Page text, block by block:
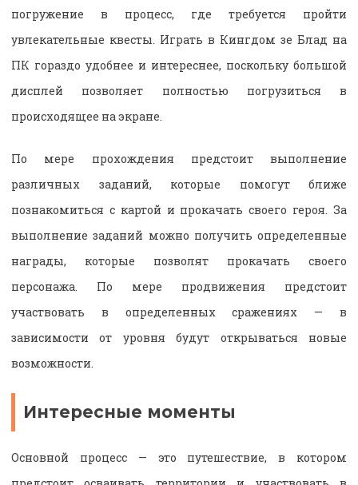
погружение в процесс, где требуется пройти
увлекательные квесты. Играть в Кингдом зе Блад на
ПК гораздо удобнее и интереснее, поскольку большой
дисплей позволяет полностью погрузиться в
происходящее на экране.
По мере прохождения предстоит выполнение
различных заданий, которые помогут ближе
познакомиться с картой и прокачать своего героя. За
выполнение заданий можно получить определенные
награды, которые позволят прокачать своего
персонажа. По мере продвижения предстоит
участвовать в определенных сражениях — в
зависимости от уровня будут открываться новые
возможности.
Интересные моменты
Основной процесс — это путешествие, в котором